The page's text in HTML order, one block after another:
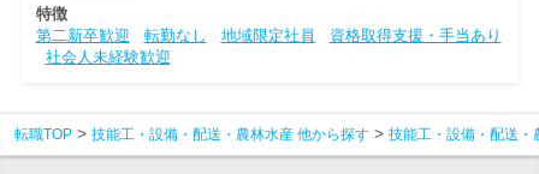
特徴
第二新卒歓迎
転勤なし 地域限定社員
資格取得支援・手当あり
社会人未経験歓迎
転職TOP 技能工・設備・配送・農林水産 他から探す 技能工・設備・配送・